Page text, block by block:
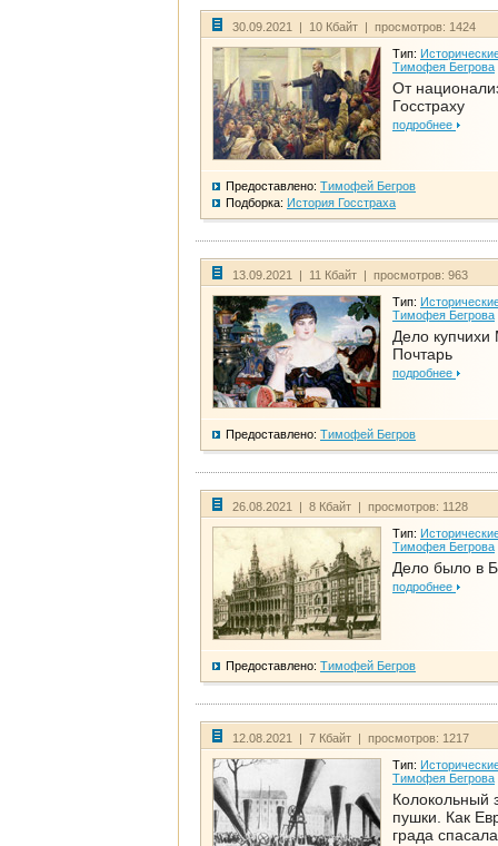
30.09.2021 | 10 Кбайт | просмотров: 1424
Тип:
Тимофея Бегрова
От
Госстраху
подробнее
Предоставлено: Тимофей Бегров
Подборка: История Госстраха
13.09.2021 | 11 Кбайт | просмотров: 963
Тип:
Тимофея Бегрова
Дело
Почтарь
подробнее
Предоставлено: Тимофей Бегров
26.08.2021 | 8 Кбайт | просмотров: 1128
Тип:
Тимофея Бегрова
Дело было в
подробнее
Предоставлено: Тимофей Бегров
12.08.2021 | 7 Кбайт | просмотров: 1217
Тип:
Тимофея Бегрова
Колокольный
пушки. Как
града